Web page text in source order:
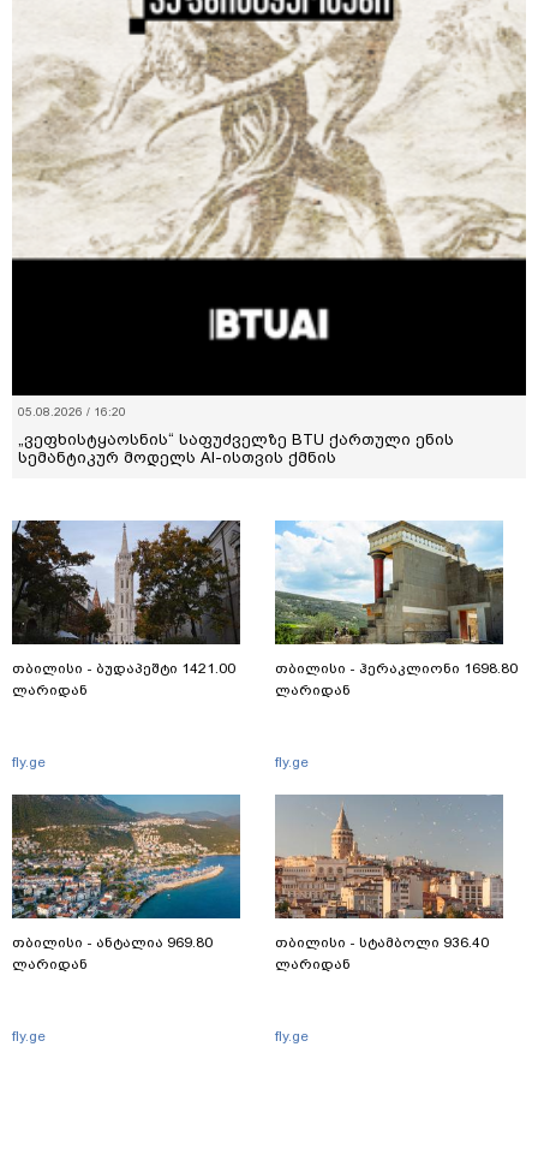
05.08.2026 / 16:20
„ვეფხისტყაოსნის“ საფუძველზე BTU ქართული ენის
სემანტიკურ მოდელს AI-ისთვის ქმნის
თბილისი - ბუდაპეშტი 1421.00
ლარიდან
fly.ge
თბილისი - ანტალია 969.80
ლარიდან
fly.ge
თბილისი - ჰერაკლიონი 1698.80
ლარიდან
fly.ge
თბილისი - სტამბოლი 936.40
ლარიდან
fly.ge